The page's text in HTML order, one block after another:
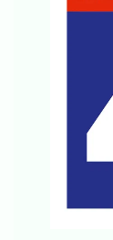
Награды
труда в
03 августа 2026